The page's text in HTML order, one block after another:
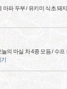
마파 두부 / 유키미 식초 돼
늘의 마실 차 4종 모듬 / 수프